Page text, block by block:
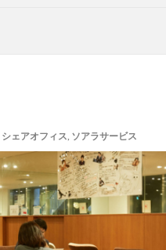
シェアオフィス, ソアラサービス